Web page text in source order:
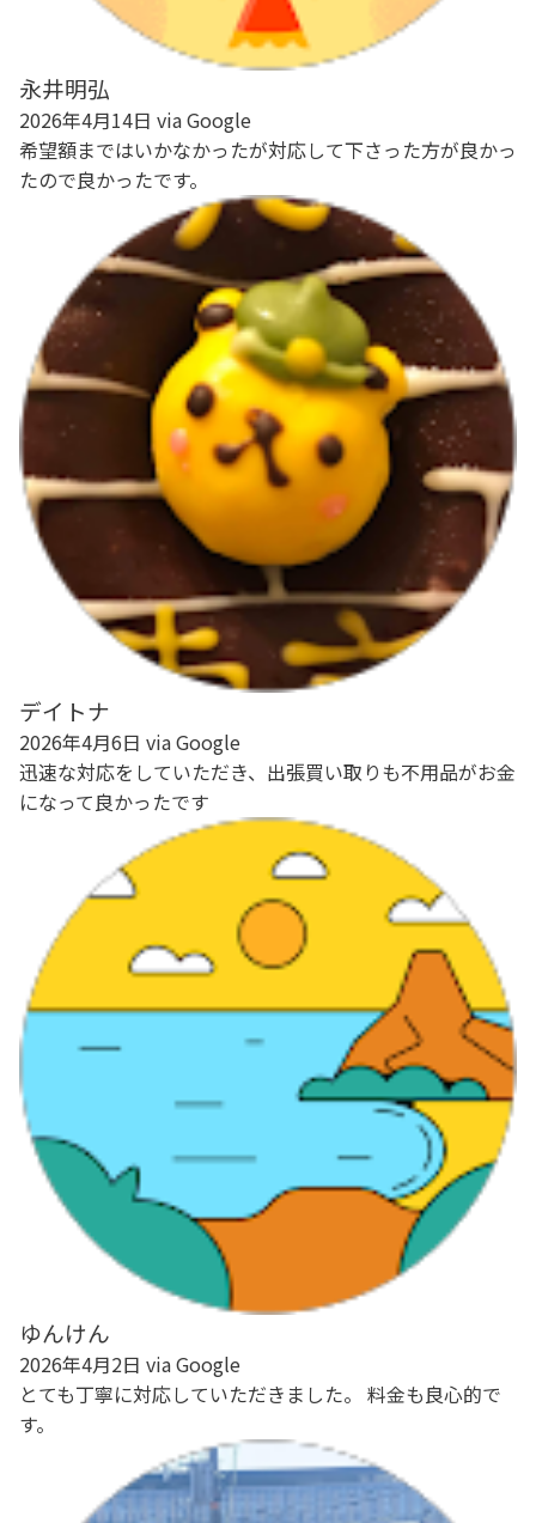
永井明弘
2026年4月14日 via Google
希望額まではいかなかったが対応して下さった方が良かっ
たので良かったです。
デイトナ
2026年4月6日 via Google
迅速な対応をしていただき、出張買い取りも不用品がお金
になって良かったです
ゆんけん
2026年4月2日 via Google
とても丁寧に対応していただきました。 料金も良心的で
す。